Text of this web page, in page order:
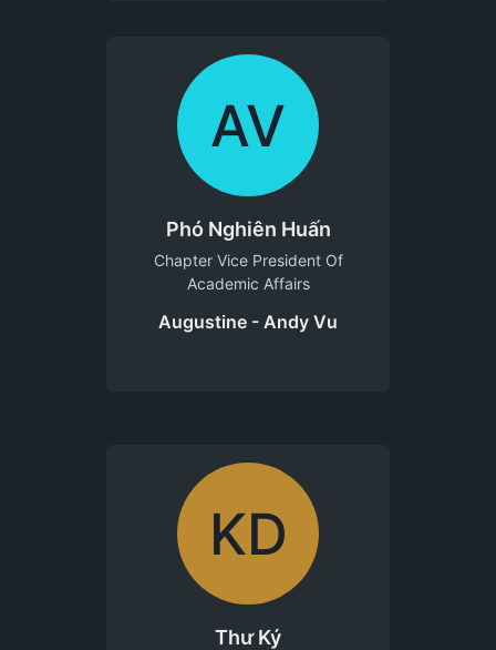
AV
Phó Nghiên Huấn
Chapter Vice President Of
Academic Affairs
Augustine - Andy Vu
KD
Thư Ký